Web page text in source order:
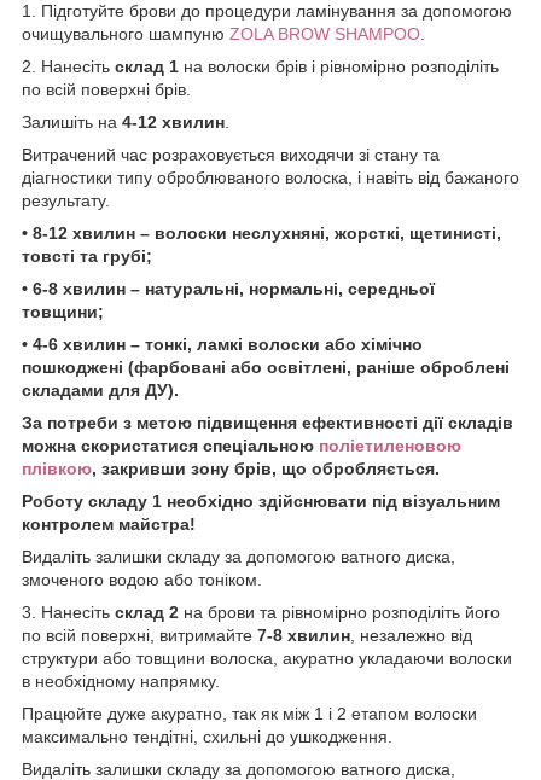
1. Підготуйте брови до процедури ламінування за допомогою
очищувального шампуню ZOLA BROW SHAMPOO
2. Нанесіть склад 1 на волоски брів і рівномірно розподіліть
по всій поверхні брів.
Залишіть на 4-12 хвилин
Витрачений час розраховується виходячи зі стану та
діагностики типу оброблюваного волоска, і навіть від бажаного
результату.
• 8-12 хвилин – волоски неслухняні, жорсткі, щетинисті,
товсті та грубі;
• 6-8 хвилин – натуральні, нормальні, середньої
товщини;
• 4-6 хвилин – тонкі, ламкі волоски або хімічно
пошкоджені (фарбовані або освітлені, раніше оброблені
складами для ДУ).
За потреби з метою підвищення ефективності дії складів
можна скористатися спеціальною поліетиленовою
плівкою, закривши зону брів, що обробляється.
Роботу складу 1 необхідно здійснювати під візуальним
контролем майстра!
Видаліть залишки складу за допомогою ватного диска,
змоченого водою або тоніком.
3. Нанесіть склад 2 на брови та рівномірно розподіліть його
по всій поверхні, витримайте 7-8 хвилин , незалежно від
структури або товщини волоска, акуратно укладаючи волоски
в необхідному напрямку.
Працюйте дуже акуратно, так як між 1 і 2 етапом волоски
максимально тендітні, схильні до ушкодження.
Видаліть залишки складу за допомогою ватного диска,